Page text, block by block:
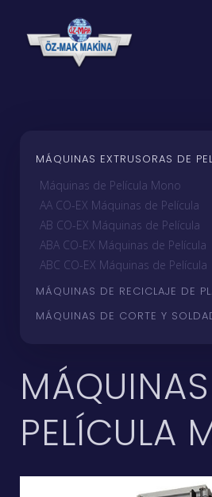
PELÍCULA
MÁQUINAS EXTRUSORAS DE
Máquinas de Película Mono
AA CO-EX Máquinas de Película
AB CO-EX Máquinas de Película
ABA CO-EX Máquinas de Película
ABC CO-EX Máquinas de Película
MÁQUINAS DE RECICLAJE DE
MÁQUINAS DE CORTE Y